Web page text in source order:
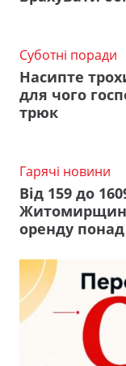
Суботні поради
Насипте
для чого
трюк
Гарячі новини
Від 159 до
оренду понад